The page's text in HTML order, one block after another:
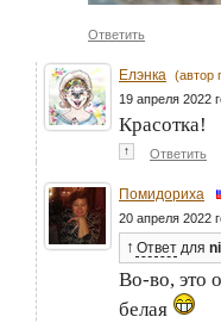
Ответить
Елэнка (автор
19 апреля 2022
Красотка!
↑ Ответить
Помидориха
20 апреля 2022
↑ Ответ для
Во-во, это
белая